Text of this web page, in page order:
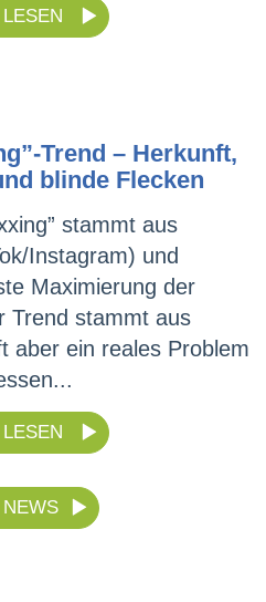
Trend – Herkunft,
blinde Flecken
stammt aus
Instagram) und
Maximierung der
Trend stammt aus
aber ein reales Problem